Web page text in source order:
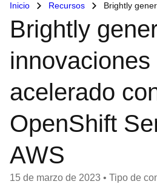
Inicio Recursos Brightly genera innovaciones
Brightly
innovaciones
acelerado
OpenShift
AWS
15 de marzo de 2023 • Tipo de